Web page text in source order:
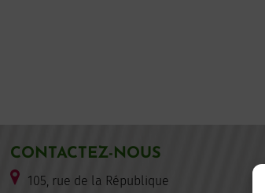
CONTACTEZ-NOUS
105, rue de la République